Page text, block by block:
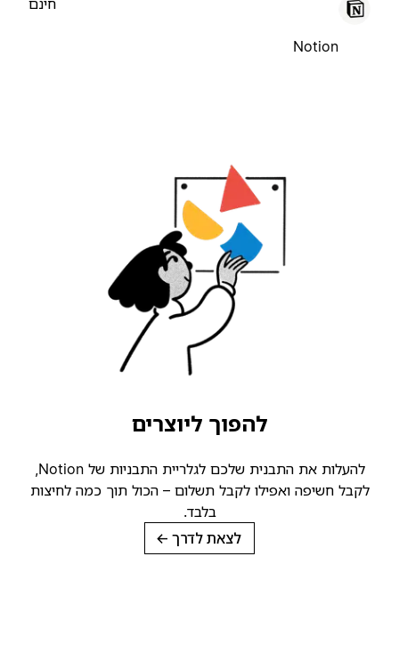
Notion
להפוך ליוצרים
להעלות את התבנית שלכם לגלריית התבניות של Notion,
לקבל חשיפה ואפילו לקבל תשלום – הכול תוך כמה לחיצות
בלבד.
לצאת לדרך→